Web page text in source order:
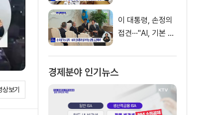
보기
이 대통령, 손정의
접견···"AI, 기본 인
경제분야 인기뉴스